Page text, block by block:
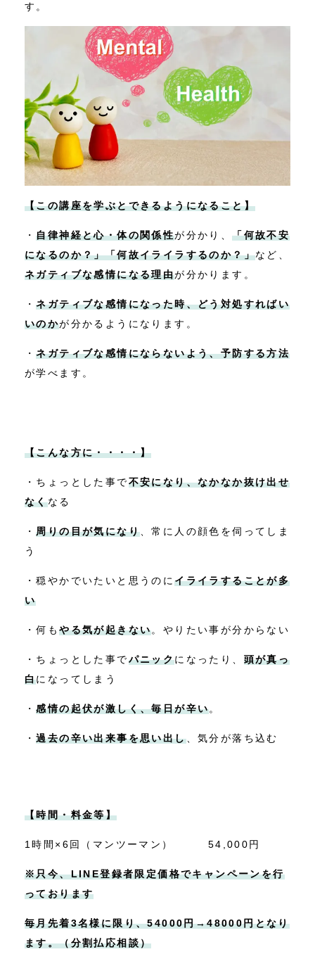
す。
【この講座を学ぶとできるようになること】
・自律神経と心・体の関係性が分かり、「何故不安
になるのか？」「何故イライラするのか？」など、
ネガティブな感情になる理由が分かります。
・ネガティブな感情になった時、どう対処すればい
いのかが分かるようになります。
・ネガティブな感情にならないよう、予防する方法
が学べます。
【こんな方に・・・・】
・ちょっとした事で不安になり、なかなか抜け出せ
なくなる
・周りの目が気になり 、常に人の顔色を伺ってしま
う
・穏やかでいたいと思うのにイライラすることが多
い
・何もやる気が起きない。やりたい事が分からない
・ちょっとした事でパニックになったり、 頭が真っ
白になってしまう
・感情の起伏が激しく、毎日が辛い。
・過去の辛い出来事を思い出し、気分が落ち込む
【時間・料金等】
1時間×6回（マンツーマン） 54,000円
※只今、LINE登録者限定価格でキャンペーンを行
っております
毎月先着3名様に限り、54000円→48000円となり
ます。（分割払応相談）